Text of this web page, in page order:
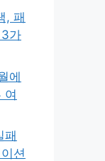
, 패
가
에
여
패
션